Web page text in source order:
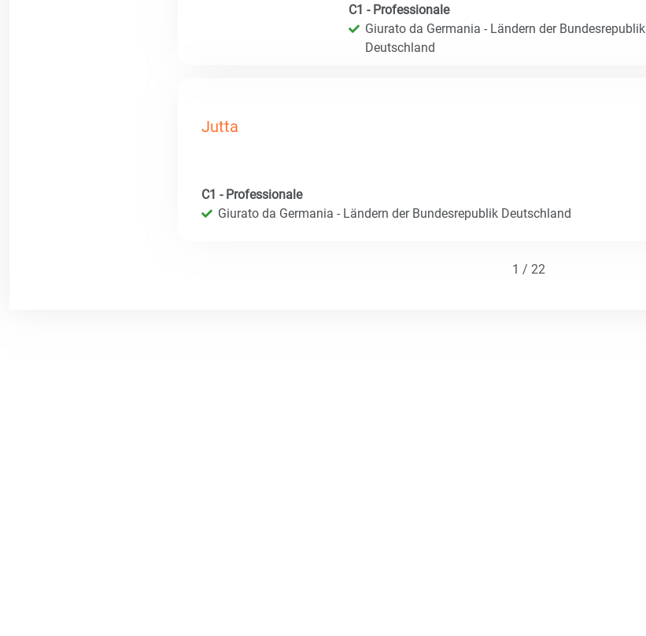
C1 - Professionale
Giurato da Germania - Ländern der Bundesrepublik
Deutschland
Jutta
C1 - Professionale
Giurato da Germania - Ländern der Bundesrepublik Deutschland
1 / 22